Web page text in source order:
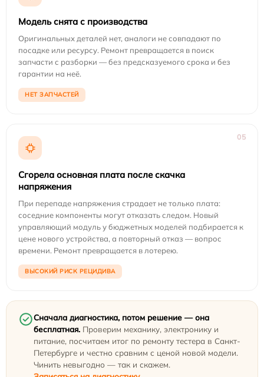
Модель снята с производства
Оригинальных деталей нет, аналоги не совпадают по
посадке или ресурсу. Ремонт превращается в поиск
запчасти с разборки — без предсказуемого срока и без
гарантии на неё.
НЕТ ЗАПЧАСТЕЙ
05
Сгорела основная плата после скачка
напряжения
При перепаде напряжения страдает не только плата:
соседние компоненты могут отказать следом. Новый
управляющий модуль у бюджетных моделей подбирается к
цене нового устройства, а повторный отказ — вопрос
времени. Ремонт превращается в лотерею.
ВЫСОКИЙ РИСК РЕЦИДИВА
Сначала диагностика, потом решение — она
бесплатная. Проверим механику, электронику и
питание, посчитаем итог по ремонту тестера в Санкт-
Петербурге и честно сравним с ценой новой модели.
Чинить невыгодно — так и скажем.